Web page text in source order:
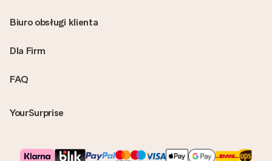
FAQ
YourSurprise
Biuro obsługi klienta
Dla Firm